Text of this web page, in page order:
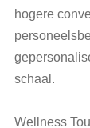
hogere
schaal.
Wellness